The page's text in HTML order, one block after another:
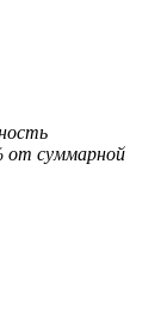
от суммарной